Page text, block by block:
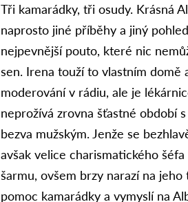
Tři kamarádky, tři osudy. Krásná
naprosto jiné příběhy a jiný
nejpevnější pouto, které nic
sen. Irena touží to vlastním
moderování v rádiu, ale je
neprožívá zrovna šťastné období
bezva mužským. Jenže se
avšak velice charismatického
šarmu, ovšem brzy narazí na
pomoc kamarádky a vymyslí na